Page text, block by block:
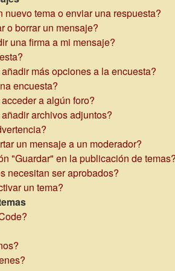
nuevo tema o enviar una respuesta?
o borrar un mensaje?
una firma a mi mensaje?
más opciones a la encuesta?
encuesta?
a algún foro?
archivos adjuntos?
un mensaje a un moderador?
"Guardar" en la publicación de
necesitan ser aprobados?
un tema?